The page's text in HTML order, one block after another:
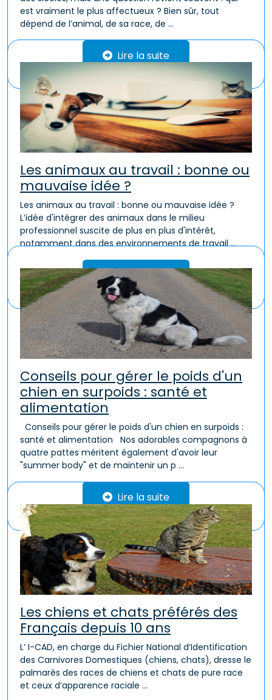
est vraiment le plus affectueux ? Bien sûr, tout
dépend de l’animal, de sa race, de ...
Lire la suite
Les animaux au travail : bonne ou
mauvaise idée ?
Les animaux au travail : bonne ou mauvaise idée ?
L’idée d'intégrer des animaux dans le milieu
professionnel suscite de plus en plus d'intérêt,
notamment dans des environnements de travail ...
Lire la suite
Conseils pour gérer le poids d'un
chien en surpoids : santé et
alimentation
Conseils pour gérer le poids d'un chien en surpoids :
santé et alimentation Nos adorables compagnons à
quatre pattes méritent également d'avoir leur
"summer body" et de maintenir un p ...
Lire la suite
Les chiens et chats préférés des
Français depuis 10 ans
L’ I-CAD, en charge du Fichier National d’Identification
des Carnivores Domestiques (chiens, chats), dresse le
palmarès des races de chiens et chats de pure race
et ceux d’apparence raciale ...